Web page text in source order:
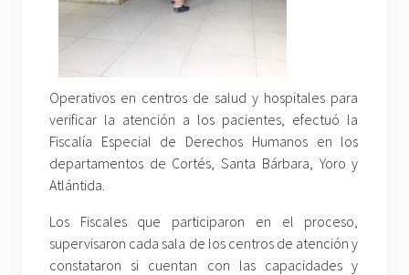
Operativos en centros de salud y hospitales para
verificar la atención a los pacientes, efectuó la
Fiscalía Especial de Derechos Humanos en los
departamentos de Cortés, Santa Bárbara, Yoro y
Atlántida.
Los Fiscales que participaron en el proceso,
supervisaron cada sala de los centros de atención y
constataron si cuentan con las capacidades y